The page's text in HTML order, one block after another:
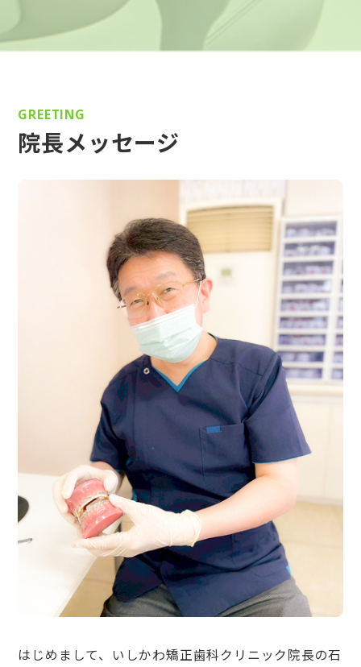
GREETING
院長メッセージ
はじめまして、いしかわ矯正歯科クリニック院長の石